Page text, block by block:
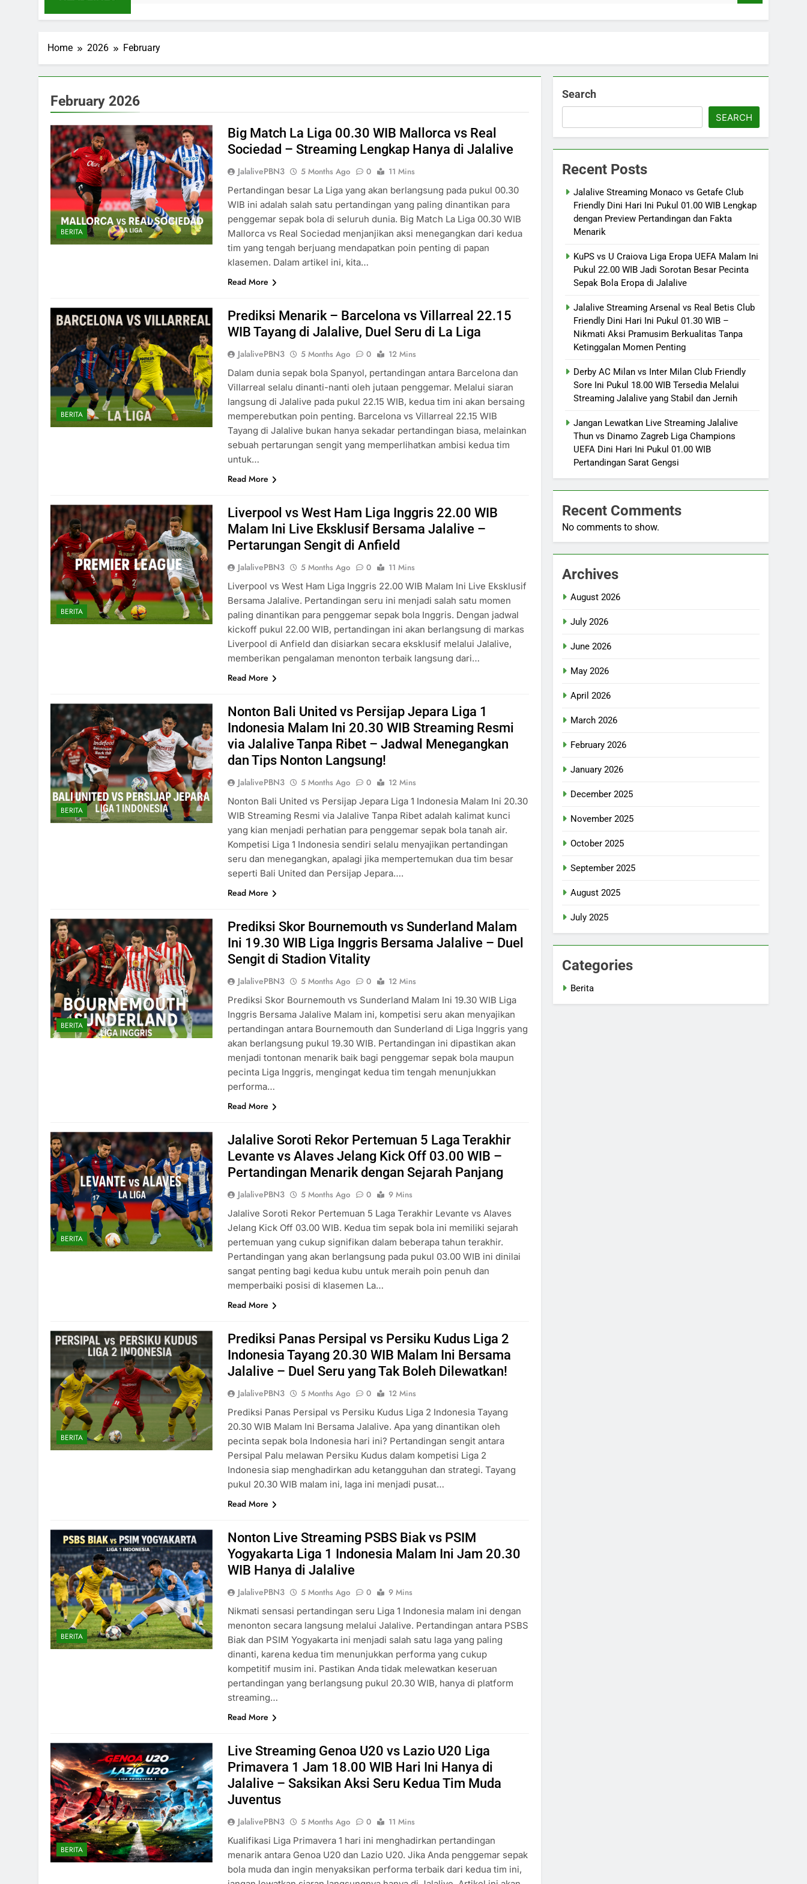
Home 2026 February
February 2026
BERITA
Big Match La Liga 00.30 WIB Mallorca vs Real
Sociedad – Streaming Lengkap Hanya di Jalalive
JalalivePBN3 5 Months Ago 0
11 Mins
Pertandingan besar La Liga yang akan berlangsung pada pukul 00.30
WIB ini adalah salah satu pertandingan yang paling dinantikan para
penggemar sepak bola di seluruh dunia. Big Match La Liga 00.30 WIB
Mallorca vs Real Sociedad menjanjikan aksi menegangkan dari kedua
tim yang tengah berjuang mendapatkan poin penting di papan
klasemen. Dalam artikel ini, kita…
Read More
BERITA
Prediksi Menarik – Barcelona vs Villarreal 22.15
WIB Tayang di Jalalive, Duel Seru di La Liga
JalalivePBN3 5 Months Ago 0
12 Mins
Dalam dunia sepak bola Spanyol, pertandingan antara Barcelona dan
Villarreal selalu dinanti-nanti oleh jutaan penggemar. Melalui siaran
langsung di Jalalive pada pukul 22.15 WIB, kedua tim ini akan bersaing
memperebutkan poin penting. Barcelona vs Villarreal 22.15 WIB
Tayang di Jalalive bukan hanya sekadar pertandingan biasa, melainkan
sebuah pertarungan sengit yang memperlihatkan ambisi kedua tim
untuk…
Read More
BERITA
Liverpool vs West Ham Liga Inggris 22.00 WIB
Malam Ini Live Eksklusif Bersama Jalalive –
Pertarungan Sengit di Anfield
JalalivePBN3 5 Months Ago 0
11 Mins
Liverpool vs West Ham Liga Inggris 22.00 WIB Malam Ini Live Eksklusif
Bersama Jalalive. Pertandingan seru ini menjadi salah satu momen
paling dinantikan para penggemar sepak bola Inggris. Dengan jadwal
kickoff pukul 22.00 WIB, pertandingan ini akan berlangsung di markas
Liverpool di Anfield dan disiarkan secara eksklusif melalui Jalalive,
memberikan pengalaman menonton terbaik langsung dari…
Read More
BERITA
Nonton Bali United vs Persijap Jepara Liga 1
Indonesia Malam Ini 20.30 WIB Streaming Resmi
via Jalalive Tanpa Ribet – Jadwal Menegangkan
dan Tips Nonton Langsung!
JalalivePBN3 5 Months Ago 0
12 Mins
Nonton Bali United vs Persijap Jepara Liga 1 Indonesia Malam Ini 20.30
WIB Streaming Resmi via Jalalive Tanpa Ribet adalah kalimat kunci
yang kian menjadi perhatian para penggemar sepak bola tanah air.
Kompetisi Liga 1 Indonesia sendiri selalu menyajikan pertandingan
seru dan menegangkan, apalagi jika mempertemukan dua tim besar
seperti Bali United dan Persijap Jepara….
Read More
BERITA
Prediksi Skor Bournemouth vs Sunderland Malam
Ini 19.30 WIB Liga Inggris Bersama Jalalive – Duel
Sengit di Stadion Vitality
JalalivePBN3 5 Months Ago 0
12 Mins
Prediksi Skor Bournemouth vs Sunderland Malam Ini 19.30 WIB Liga
Inggris Bersama Jalalive Malam ini, kompetisi seru akan menyajikan
pertandingan antara Bournemouth dan Sunderland di Liga Inggris yang
akan berlangsung pukul 19.30 WIB. Pertandingan ini dipastikan akan
menjadi tontonan menarik baik bagi penggemar sepak bola maupun
pecinta Liga Inggris, mengingat kedua tim tengah menunjukkan
performa…
Read More
BERITA
Jalalive Soroti Rekor Pertemuan 5 Laga Terakhir
Levante vs Alaves Jelang Kick Off 03.00 WIB –
Pertandingan Menarik dengan Sejarah Panjang
JalalivePBN3 5 Months Ago 0
9 Mins
Jalalive Soroti Rekor Pertemuan 5 Laga Terakhir Levante vs Alaves
Jelang Kick Off 03.00 WIB. Kedua tim sepak bola ini memiliki sejarah
pertemuan yang cukup signifikan dalam beberapa tahun terakhir.
Pertandingan yang akan berlangsung pada pukul 03.00 WIB ini dinilai
sangat penting bagi kedua kubu untuk meraih poin penuh dan
memperbaiki posisi di klasemen La…
Read More
BERITA
Prediksi Panas Persipal vs Persiku Kudus Liga 2
Indonesia Tayang 20.30 WIB Malam Ini Bersama
Jalalive – Duel Seru yang Tak Boleh Dilewatkan!
JalalivePBN3 5 Months Ago 0
12 Mins
Prediksi Panas Persipal vs Persiku Kudus Liga 2 Indonesia Tayang
20.30 WIB Malam Ini Bersama Jalalive. Apa yang dinantikan oleh
pecinta sepak bola Indonesia hari ini? Pertandingan sengit antara
Persipal Palu melawan Persiku Kudus dalam kompetisi Liga 2
Indonesia siap menghadirkan adu ketangguhan dan strategi. Tayang
pukul 20.30 WIB malam ini, laga ini menjadi pusat…
Read More
BERITA
Nonton Live Streaming PSBS Biak vs PSIM
Yogyakarta Liga 1 Indonesia Malam Ini Jam 20.30
WIB Hanya di Jalalive
JalalivePBN3 5 Months Ago 0
9 Mins
Nikmati sensasi pertandingan seru Liga 1 Indonesia malam ini dengan
menonton secara langsung melalui Jalalive. Pertandingan antara PSBS
Biak dan PSIM Yogyakarta ini menjadi salah satu laga yang paling
dinanti, karena kedua tim menunjukkan performa yang cukup
kompetitif musim ini. Pastikan Anda tidak melewatkan keseruan
pertandingan yang berlangsung pukul 20.30 WIB, hanya di platform
streaming…
Read More
BERITA
Live Streaming Genoa U20 vs Lazio U20 Liga
Primavera 1 Jam 18.00 WIB Hari Ini Hanya di
Jalalive – Saksikan Aksi Seru Kedua Tim Muda
Juventus
JalalivePBN3 5 Months Ago 0
11 Mins
Kualifikasi Liga Primavera 1 hari ini menghadirkan pertandingan
menarik antara Genoa U20 dan Lazio U20. Jika Anda penggemar sepak
bola muda dan ingin menyaksikan performa terbaik dari kedua tim ini,
Search
SEARCH
Recent Posts
Jalalive Streaming Monaco vs Getafe Club
Friendly Dini Hari Ini Pukul 01.00 WIB Lengkap
dengan Preview Pertandingan dan Fakta
Menarik
KuPS vs U Craiova Liga Eropa UEFA Malam Ini
Pukul 22.00 WIB Jadi Sorotan Besar Pecinta
Sepak Bola Eropa di Jalalive
Jalalive Streaming Arsenal vs Real Betis Club
Friendly Dini Hari Ini Pukul 01.30 WIB –
Nikmati Aksi Pramusim Berkualitas Tanpa
Ketinggalan Momen Penting
Derby AC Milan vs Inter Milan Club Friendly
Sore Ini Pukul 18.00 WIB Tersedia Melalui
Streaming Jalalive yang Stabil dan Jernih
Jangan Lewatkan Live Streaming Jalalive
Thun vs Dinamo Zagreb Liga Champions
UEFA Dini Hari Ini Pukul 01.00 WIB
Pertandingan Sarat Gengsi
Recent Comments
No comments to show.
Archives
August 2026
July 2026
June 2026
May 2026
April 2026
March 2026
February 2026
January 2026
December 2025
November 2025
October 2025
September 2025
August 2025
July 2025
Categories
Berita